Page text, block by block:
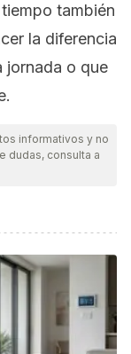
también
la diferencia
jornada o que
informativos y no
dudas, consulta a